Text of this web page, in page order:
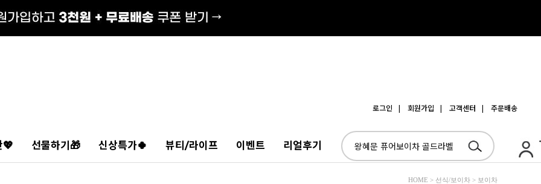
로그인 | 회원가입 | 고객센터 | 주문배송
💖 선물하기🎁 신상특가🍀 뷰티/라이프 이벤트 리얼후기
HOME > 선식/보이차 > 보이차